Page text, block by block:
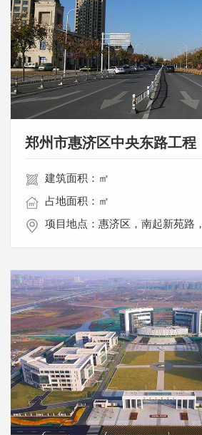
郑州市惠济区中央东路工程
建筑面积：㎡
占地面积：㎡
项目地点：惠济区，南起新苑路